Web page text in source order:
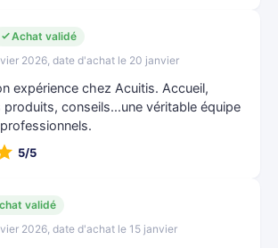
Achat validé
2026, date d'achat le 20 janvier
expérience chez Acuitis. Accueil,
produits, conseils...une véritable équipe
5/5
validé
2026, date d'achat le 15 janvier